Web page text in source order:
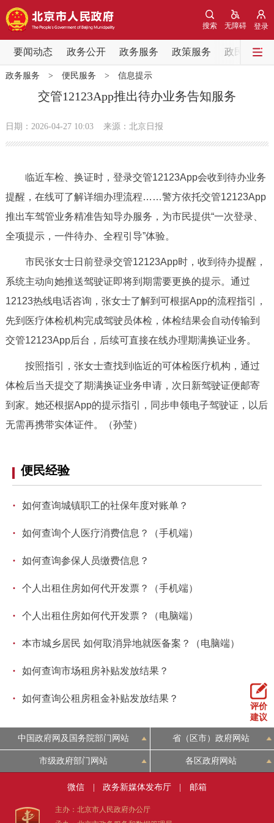
登录
无障碍
搜索
要闻动态 政务公开 政务服务 政策服务 政民互动
要闻动态
党中央精神 国务院信息
政务公开
市领导 机构职能 政策服务
决策公开 专题公开
政务服务
便民服务 利企服务 投资项目
中介服务 阳光政务
12345网上接诉即办 我要咨询 我要建议
走进北京
北京概况 十六区概览
绿色北京 图说北京
РУССКИЙ ЯЗЫК
ESPAÑOL PORTUGUÊS
ITALIANO
政务服务 > 便民服务 > 信息提示
交管12123App推出待办业务告知服务
日期：2026-04-27 10:03 来源：北京日报
临近车检、换证时，登录交管12123App会收到待办业务
提醒，在线可了解详细办理流程……警方依托交管12123App
推出车驾管业务精准告知导办服务，为市民提供“一次登录、
全项提示，一件待办、全程引导”体验。
市民张女士日前登录交管12123App时，收到待办提醒，
系统主动向她推送驾驶证即将到期需要更换的提示。通过
12123热线电话咨询，张女士了解到可根据App的流程指引，
先到医疗体检机构完成驾驶员体检，体检结果会自动传输到
交管12123App后台，后续可直接在线办理期满换证业务。
按照指引，张女士查找到临近的可体检医疗机构，通过
体检后当天提交了期满换证业务申请，次日新驾驶证便邮寄
到家。她还根据App的提示指引，同步申领电子驾驶证，以后
无需再携带实体证件。（孙莹）
便民经验
· 如何查询城镇职工的社保年度对账单？
· 如何查询个人医疗消费信息？（手机端）
· 如何查询参保人员缴费信息？
· 个人出租住房如何代开发票？（手机端）
· 个人出租住房如何代开发票？（电脑端）
· 本市城乡居民 如何取消异地就医备案？（电脑端）
· 如何查询市场租房补贴发放结果？
· 如何查询公租房租金补贴发放结果？
评价
建议
中国政府网及国务院部门网站 省（区市）政府网站
市级政府部门网站 各区政府网站
微信 政务新媒体发布厅 邮箱
主办：北京市人民政府办公厅